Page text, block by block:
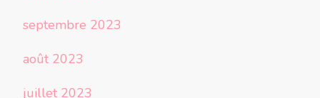
septembre 2023
août 2023
juillet 2023